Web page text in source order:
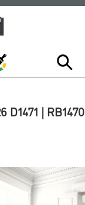
D1471 | RB1470